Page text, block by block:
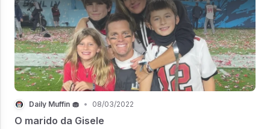
Daily Muffin 🧁 • 08/03/2022
O marido da Gisele